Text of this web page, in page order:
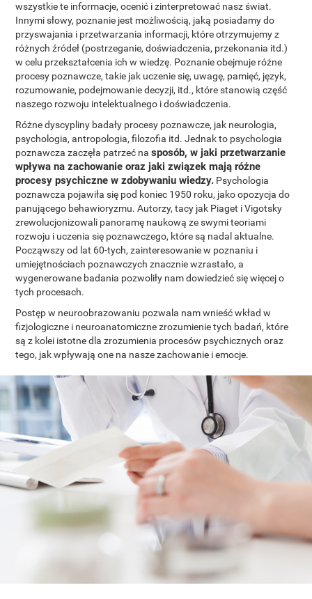
wszystkie te informacje, ocenić i zinterpretować nasz świat.
Innymi słowy, poznanie jest możliwością, jaką posiadamy do
przyswajania i przetwarzania informacji, które otrzymujemy z
różnych źródeł (postrzeganie, doświadczenia, przekonania itd.)
w celu przekształcenia ich w wiedzę. Poznanie obejmuje różne
procesy poznawcze, takie jak uczenie się, uwagę, pamięć, język,
rozumowanie, podejmowanie decyzji, itd., które stanowią część
naszego rozwoju intelektualnego i doświadczenia.
Różne dyscypliny badały procesy poznawcze, jak neurologia,
psychologia, antropologia, filozofia itd. Jednak to psychologia
poznawcza zaczęła patrzeć nasposób, w jaki przetwarzanie
wpływa na zachowanie oraz jaki związek mają różne
procesy psychiczne w zdobywaniu wiedzy. Psychologia
poznawcza pojawiła się pod koniec 1950 roku, jako opozycja do
panującego behawioryzmu. Autorzy, tacy jak Piaget i Vigotsky
zrewolucjonizowali panoramę naukową ze swymi teoriami
rozwoju i uczenia się poznawczego, które są nadal aktualne.
Począwszy od lat 60-tych, zainteresowanie w poznaniu i
umiejętnościach poznawczych znacznie wzrastało, a
wygenerowane badania pozwoliły nam dowiedzieć się więcej o
tych procesach.
Postęp w neuroobrazowaniu pozwala nam wnieść wkład w
fizjologiczne i neuroanatomiczne zrozumienie tych badań, które
są z kolei istotne dla zrozumienia procesów psychicznych oraz
tego, jak wpływają one na nasze zachowanie i emocje.